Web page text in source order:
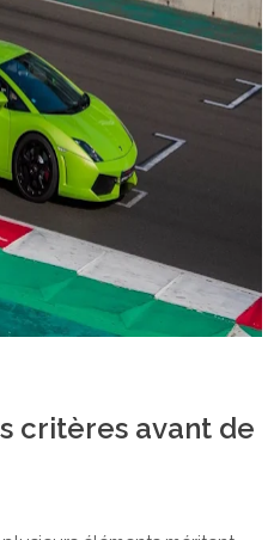
critères avant de